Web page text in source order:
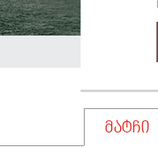
მატჩი